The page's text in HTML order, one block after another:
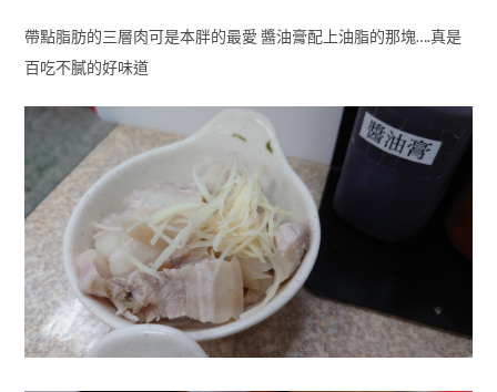
帶點脂肪的三層肉可是本胖的最愛 醬油膏配上油脂的那塊….真是
百吃不膩的好味道